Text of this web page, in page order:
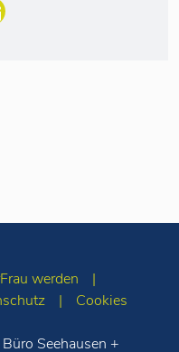
werden
Cookies
Seehausen +